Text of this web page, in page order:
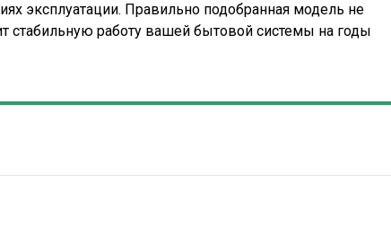
эксплуатации. Правильно подобранная модель не
стабильную работу вашей бытовой системы на годы